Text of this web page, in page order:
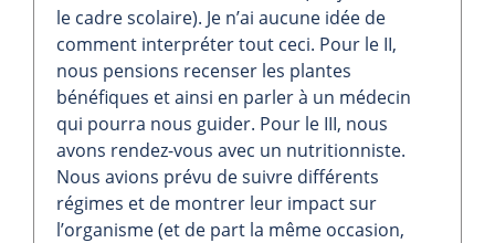
le cadre scolaire). Je n’ai aucune idée de
comment interpréter tout ceci. Pour le II,
nous pensions recenser les plantes
bénéfiques et ainsi en parler à un médecin
qui pourra nous guider. Pour le III, nous
avons rendez-vous avec un nutritionniste.
Nous avions prévu de suivre différents
régimes et de montrer leur impact sur
l’organisme (et de part la même occasion,